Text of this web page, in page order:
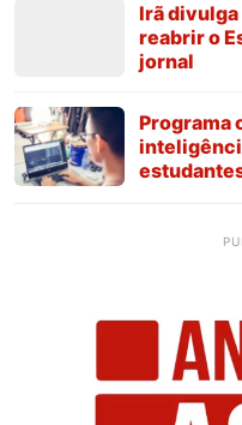
Irã divulga
reabrir o
jornal
Programa